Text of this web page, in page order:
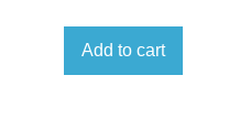
Add to cart